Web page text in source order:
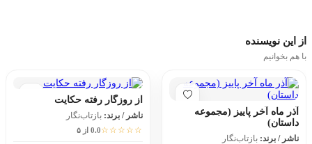
از این نویسنده
با هم بخوانیم
آذر ماه آخر پاییز (مجموعه
داستان)
ناشر / برند: بازتاب‌نگار
از روزگار رفته حکایت
ناشر / برند: بازتاب‌نگار
☆☆☆☆☆0.0 از ۵